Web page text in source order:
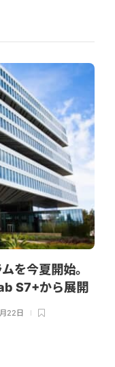
を今夏開始。
S7+から展開
22日